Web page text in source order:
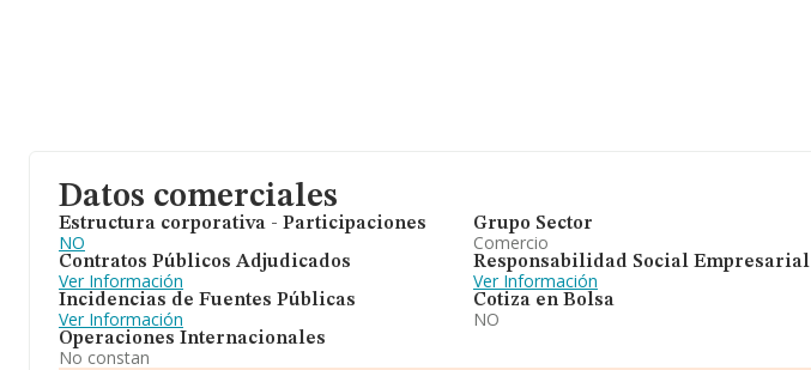
Datos comerciales
Estructura corporativa - Participaciones
NO
Contratos Públicos Adjudicados
Ver Información
Incidencias de Fuentes Públicas
Ver Información
Operaciones Internacionales
No constan
Grupo Sector
Comercio
Responsabilidad Social Empresarial
Ver Información
Cotiza en Bolsa
NO